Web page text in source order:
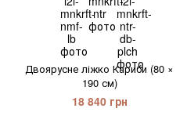
Двоярусне ліжко Кариби (80 ×
190 см)
18 840 грн